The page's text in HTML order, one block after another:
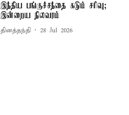
இந்திய பங்குச்சந்தை கடும் சரிவு;
இன்றைய நிலவரம்
தினத்தந்தி 28 Jul 2026